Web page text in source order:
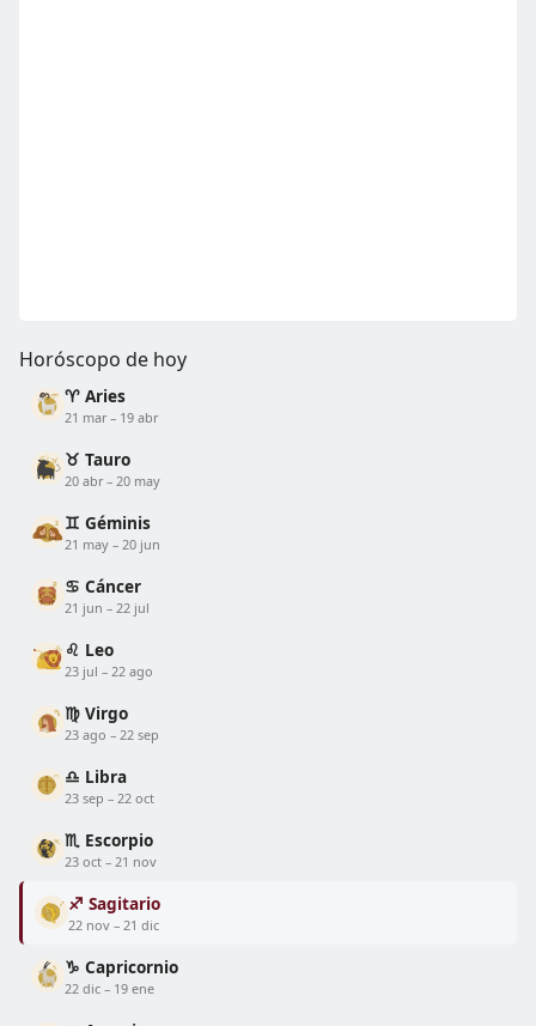
Horóscopo de hoy
♈ Aries
21 mar – 19 abr
♉ Tauro
20 abr – 20 may
♊ Géminis
21 may – 20 jun
♋ Cáncer
21 jun – 22 jul
♌ Leo
23 jul – 22 ago
♍ Virgo
23 ago – 22 sep
♎ Libra
23 sep – 22 oct
♏ Escorpio
23 oct – 21 nov
♐ Sagitario
22 nov – 21 dic
♑ Capricornio
22 dic – 19 ene